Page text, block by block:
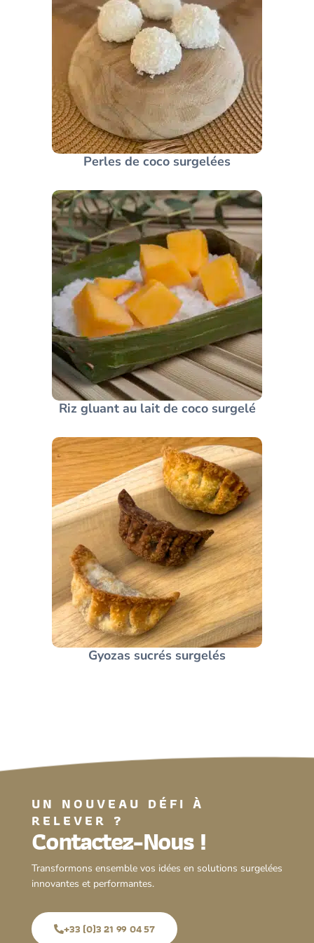
Perles de coco surgelées
Riz gluant au lait de coco surgelé
Gyozas sucrés surgelés
UN NOUVEAU DÉFI À
RELEVER ?
Contactez-Nous !
Transformons ensemble vos idées en solutions surgelées
innovantes et performantes.
+33 (0)3 21 99 04 57